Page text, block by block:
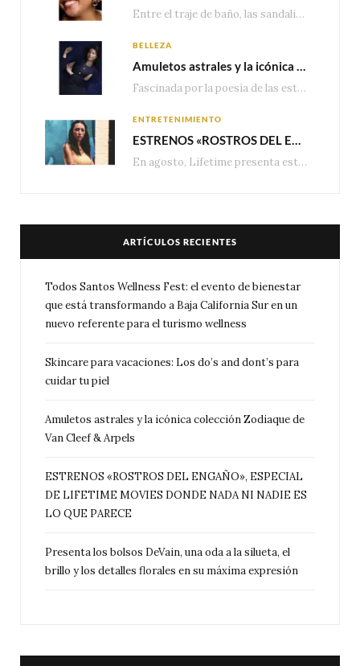
Entre el traje de baño, las sandalias, los lentes de sol y los looks que…
BELLEZA
Amuletos astrales y la icónica colección Zodiaque de Van Cleef & Arpels
Fascinada por la poesía de las estrellas, la Maison Van Cleef & Arpels celebra la llegada de las…
ENTRETENIMIENTO
ESTRENOS «ROSTROS DEL ENGAÑO», ESPECIAL DE LIFETIME MOVIES DONDE NADA NI NADIE ES LO QUE PARECE
En agosto, Lifetime presenta estrenos exclusivos con historias donde las apariencias esconden los secretos más…
ARTÍCULOS RECIENTES
Todos Santos Wellness Fest: el evento de bienestar
que está transformando a Baja California Sur en un
nuevo referente para el turismo wellness
Skincare para vacaciones: Los do’s and dont’s para
cuidar tu piel
Amuletos astrales y la icónica colección Zodiaque de
Van Cleef & Arpels
ESTRENOS «ROSTROS DEL ENGAÑO», ESPECIAL
DE LIFETIME MOVIES DONDE NADA NI NADIE ES
LO QUE PARECE
Presenta los bolsos DeVain, una oda a la silueta, el
brillo y los detalles florales en su máxima expresión